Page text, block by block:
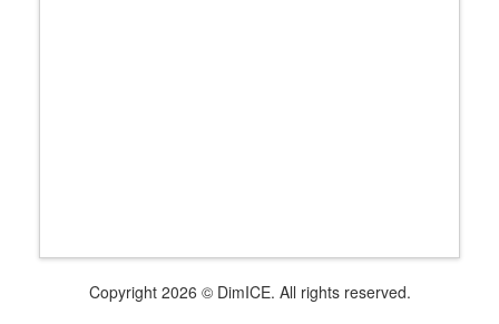
Copyright 2026 © DimICE. All rights reserved.